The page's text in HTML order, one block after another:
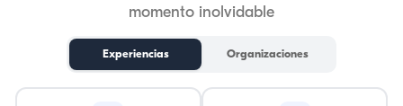
momento inolvidable
Experiencias Organizaciones